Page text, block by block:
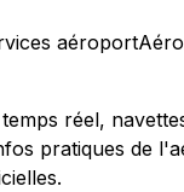
aéroport
réel,
pratiques de